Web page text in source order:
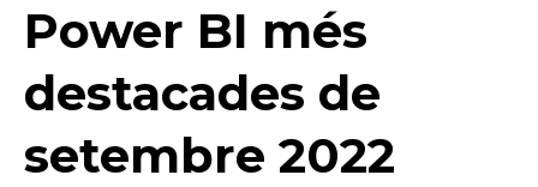
Power BI més
destacades de
setembre 2022